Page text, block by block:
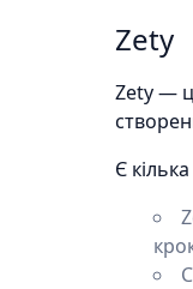
Zety
Zety —
Є